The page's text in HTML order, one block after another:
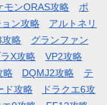
モンORAS攻略
ポ
ン攻略
アルトネリ
攻略
グランファン
X攻略
VP2攻略
略 DQMJ2攻略
テ
ド攻略
ドラクエ6攻